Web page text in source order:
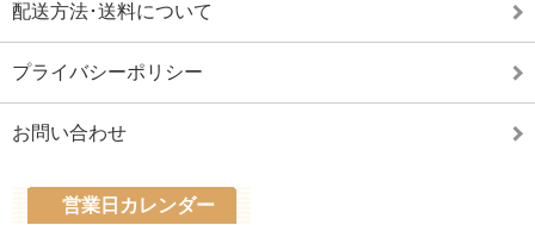
配送方法･送料について
プライバシーポリシー
お問い合わせ
営業日カレンダー